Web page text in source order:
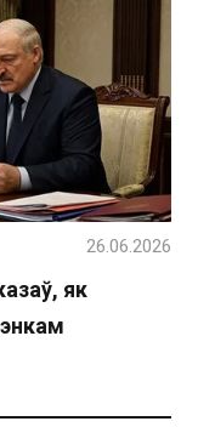
як
26.06.2026